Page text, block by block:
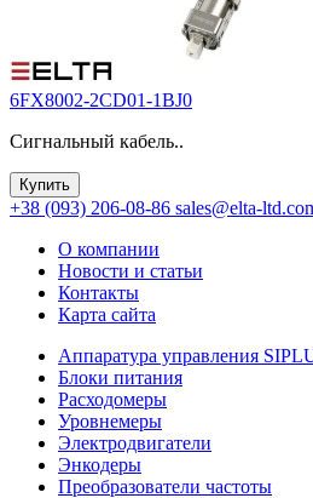
6FX8002-2CD01-1BJ0
Сигнальный кабель..
Купить
+38 (093) 206-08-86 sales@elta-
О компании
Новости и статьи
Контакты
Карта сайта
Аппаратура управления
Блоки питания
Расходомеры
Уровнемеры
Электродвигатели
Энкодеры
Преобразователи частоты